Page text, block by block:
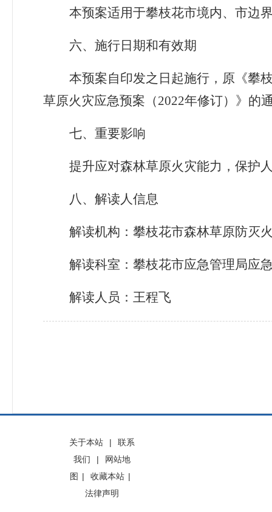
本预案适用于攀枝花市境内、市边
六、 施行日期和有效期
本预案自印发之 日起施行， 原《攀
草原火灾应急预案（2022年修订）》的
七、重要影响
提升应对森林草原火灾能力， 保护
八、 解读人信息
解读机构 ：攀枝花市森林草原防灭
解读科室 ：攀枝花市应急管理局应
解读人员 ：王程飞
关于本站 |
联系
我们
|
网站地
图 | 收藏本站 |
法律声明